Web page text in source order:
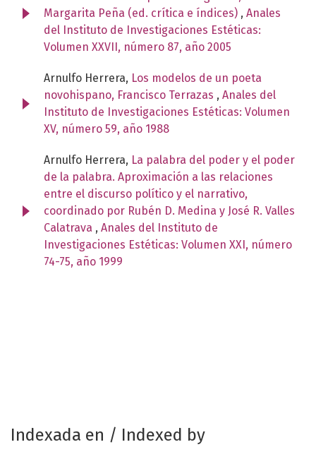
Margarita Peña (ed. crítica e índices) , Anales
del Instituto de Investigaciones Estéticas:
Volumen XXVII, número 87, año 2005
Arnulfo Herrera, Los modelos de un poeta
novohispano, Francisco Terrazas , Anales del
Instituto de Investigaciones Estéticas: Volumen
XV, número 59, año 1988
Arnulfo Herrera, La palabra del poder y el poder
de la palabra. Aproximación a las relaciones
entre el discurso político y el narrativo,
coordinado por Rubén D. Medina y José R. Valles
Calatrava , Anales del Instituto de
Investigaciones Estéticas: Volumen XXI, número
74-75, año 1999
Indexada en / Indexed by